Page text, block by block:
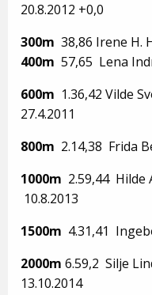
20.8.2012 +0,0
300m 38,86 Irene H.
400m 57,65 Lena
600m 1.36,42 Vilde
27.4.2011
800m 2.14,38 Frida
1000m 2.59,44 Hilde
10.8.2013
1500m 4.31,41
2000m 6.59,2 Silje
13.10.2014